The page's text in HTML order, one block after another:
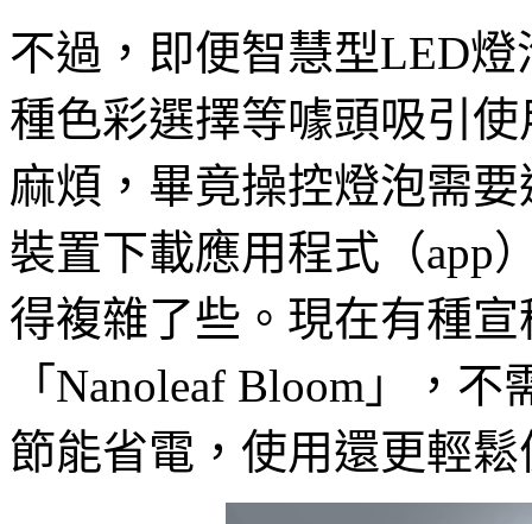
不過，即便智慧型LED
種色彩選擇等噱頭吸引
麻煩，畢竟操控燈泡需
裝置下載應用程式（app
得複雜了些。現在有種
「Nanoleaf Bloom」，
節能省電，使用還更輕鬆